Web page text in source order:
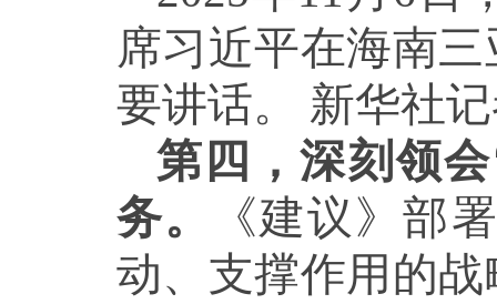
席习近平在海南
要讲话。 新华社
第四，深刻领
务。
《建议》部
动、支撑作用的